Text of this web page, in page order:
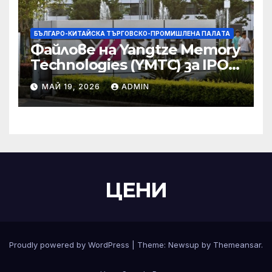
БЪЛГАРО-КИТАЙСКА ТЪРГОВСКО-ПРОМИШЛЕНА ПАЛAТА
Файлове на Yangtze Memory
Technologies (YMTC) за IPO
на STAR Market
МАЙ 19, 2026 ADMIN
ЦЕНИ
Proudly powered by WordPress Theme: Newsup by Themeansar.